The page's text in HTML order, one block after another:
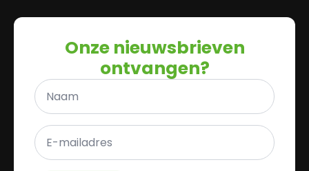
Onze nieuwsbrieven
ontvangen?
Naam
E-
mailadres
*